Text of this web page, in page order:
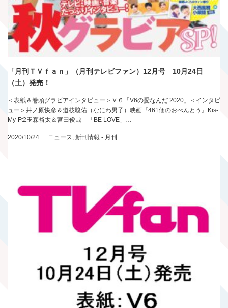
「月刊ＴＶｆａｎ」（月刊テレビファン）12月号 10月24日
（土）発売！
＜表紙＆巻頭グラビアインタビュー＞Ｖ６「V6の愛なんだ 2020」＜インタビ
ュー＞井ノ原快彦＆道枝駿佑（なにわ男子）映画『461個のおべんとう』Kis-
My-Ft2玉森裕太＆宮田俊哉 「BE LOVE」…
2020/10/24 ニュース, 新刊情報 - 月刊